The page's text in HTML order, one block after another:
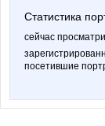
Статистика
сейчас
посетившие